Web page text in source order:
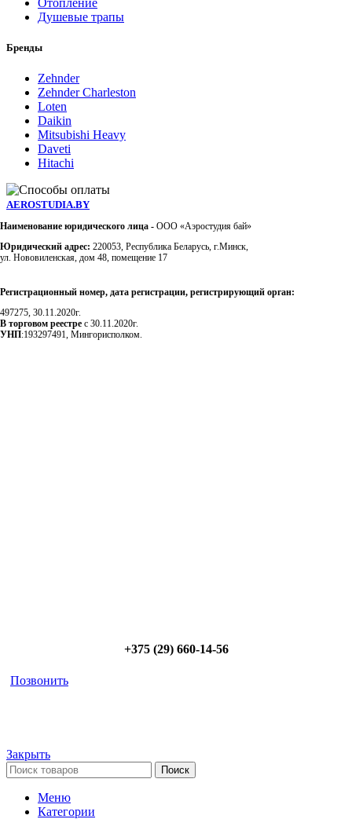
Душевые трапы
Бренды
Zehnder
Zehnder Charleston
Loten
Daikin
Mitsubishi Heavy
Daveti
Hitachi
AEROSTUDIA.BY
Наименование юридического лица - ООО «Аэростудия бай»
Юридический адрес: 220053, Республика Беларусь, г.Минск,
ул. Нововиленская, дом 48, помещение 17
Регистрационный номер, дата регистрации, регистрирующий орган:
497275, 30.11.2020г.
В торговом реестре с 30.11.2020г.
УНП:193297491, Мингорисполком.
+375 (29) 660-14-56
Позвонить
Закрыть
Поиск
Меню
Категории